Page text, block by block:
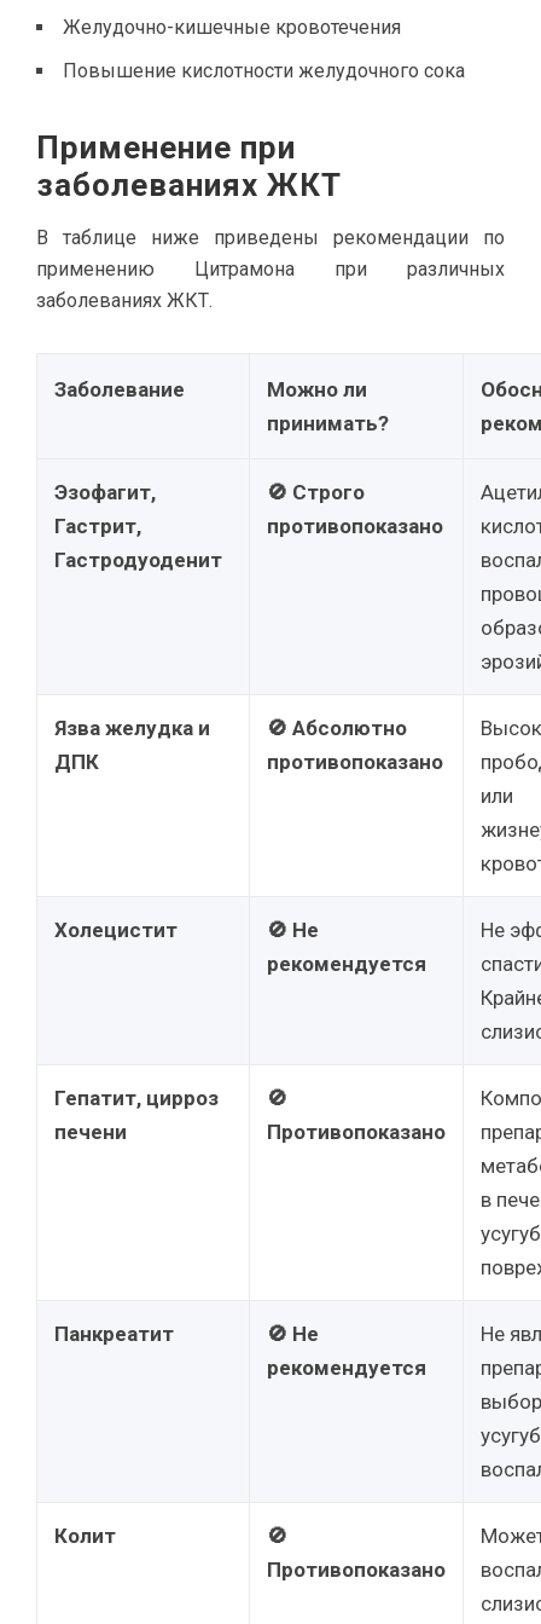
Желудочно-кишечные кровотечения
Повышение кислотности желудочного сока
Применение при
заболеваниях ЖКТ
В таблице ниже приведены рекомендации по
применению Цитрамона при различных
заболеваниях ЖКТ.
Заболевание
Можно ли
принимать?
Эзофагит,
Гастрит,
Гастродуоденит
🚫 Строго
противопоказано
Язва желудка и
ДПК
🚫 Абсолютно
противопоказано
или
Холецистит
🚫 Не
рекомендуется
Не
Гепатит, цирроз
печени
🚫
Противопоказано
в
Панкреатит
🚫 Не
рекомендуется
Не
Колит
🚫
Противопоказано